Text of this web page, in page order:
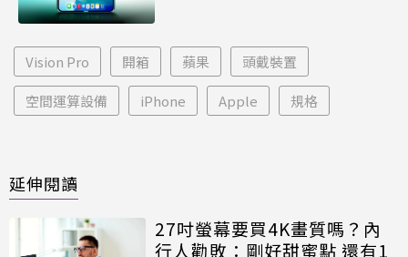
Vision Pro 開箱 蘋果 頭戴裝置
空間運算設備 iPhone Apple 規格
延伸閱讀
27吋螢幕要買4K畫質嗎？內
行人勸敗：剛好甜蜜點 還有1